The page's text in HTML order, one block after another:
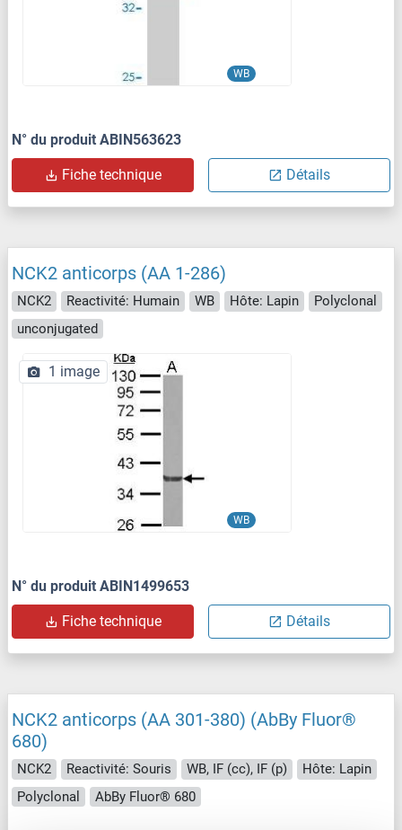
WB
N° du produit ABIN563623
Fiche technique Détails
NCK2 anticorps (AA 1-286)
NCK2 Reactivité: Humain WB Hôte: Lapin
Polyclonal
unconjugated
WB
1 image
N° du produit ABIN1499653
Fiche technique Détails
NCK2 anticorps (AA 301-380) (AbBy Fluor®
680)
NCK2 Reactivité: Souris WB, IF (cc), IF (p)
Hôte: Lapin
Polyclonal
AbBy Fluor® 680